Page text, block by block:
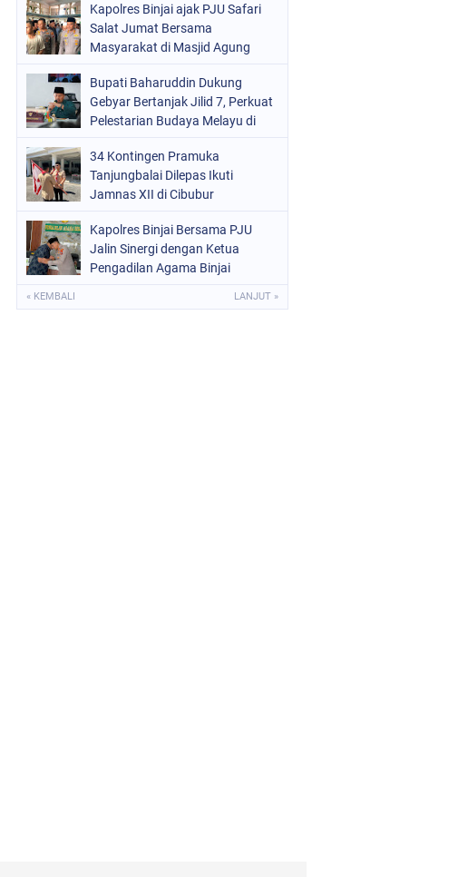
Kapolres Binjai ajak PJU Safari
Salat Jumat Bersama
Masyarakat di Masjid Agung
Bupati Baharuddin Dukung
Gebyar Bertanjak Jilid 7, Perkuat
Pelestarian Budaya Melayu di
34 Kontingen Pramuka
Tanjungbalai Dilepas Ikuti
Jamnas XII di Cibubur
Kapolres Binjai Bersama PJU
Jalin Sinergi dengan Ketua
Pengadilan Agama Binjai
« KEMBALI LANJUT »